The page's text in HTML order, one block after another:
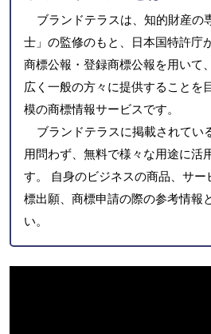
ブランドテラスは、知的財産の
士」の監修のもと、日本国特許庁
商標公報・登録商標公報を用いて
広く一般の方々に提供することを
模の商標情報サービスです。
ブランドテラスに掲載されてい
用問わず、無料で様々な用途に活
す。 自身のビジネスの商品、サ
標出願、商標申請の際の参考情報
い。